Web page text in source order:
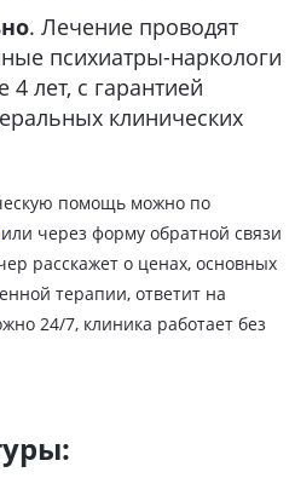
. Лечение проводят
психиатры-наркологи
лет, с гарантией
клинических
помощь можно по
или через форму обратной связи
расскажет о ценах, основных
терапии, ответит на
24/7, клиника работает без